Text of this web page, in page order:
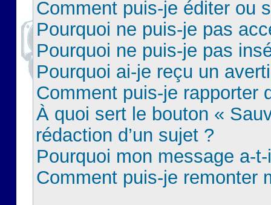
Comment puis-je éditer ou
Pourquoi ne puis-je pas
Pourquoi ne puis-je pas
Pourquoi ai-je reçu un
Comment puis-je rapporter
À quoi sert le bouton «
rédaction d’un sujet ?
Pourquoi mon message a-
Comment puis-je remonter